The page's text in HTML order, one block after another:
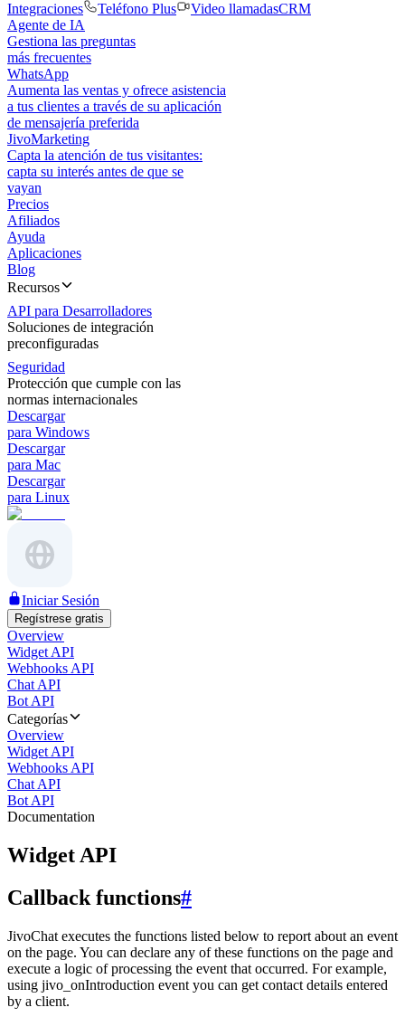
Integraciones
Teléfono Plus Video llamadasCRM
Agente de IA
Gestiona las preguntas
más frecuentes
WhatsApp
Aumenta las ventas y ofrece asistencia
a tus clientes a través de su aplicación
de mensajería preferida
JivoMarketing
Capta la atención de tus visitantes:
capta su interés antes de que se
vayan
Precios
Afiliados
Ayuda
Aplicaciones
Blog
Recursos
API para Desarrolladores
Soluciones de integración
preconfiguradas
Seguridad
Protección que cumple con las
normas internacionales
Descargar
para Windows
Descargar
para Mac
Descargar
para Linux
Iniciar Sesión
Regístrese gratis
Overview
Widget API
Webhooks API
Chat API
Bot API
Categorías
Overview
Widget API
Webhooks API
Chat API
Bot API
Documentation
Widget API
Callback functions#
JivoChat executes the functions listed below to report about an event
on the page. You can declare any of these functions on the page and
execute a logic of processing the event that occurred. For example,
using jivo_onIntroduction event you can get contact details entered
by a client.